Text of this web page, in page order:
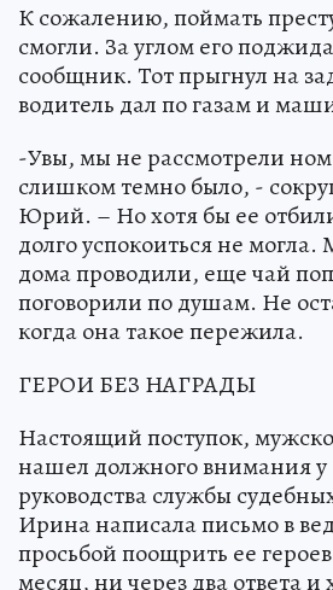
К сожалению, поймать
смогли. За углом его
сообщник. Тот прыгнул на
водитель дал по газам и
-Увы, мы не рассмотрели
слишком темно было, -
Юрий. – Но хотя бы ее
долго успокоиться не
дома проводили, еще чай
поговорили по душам. Не
когда она такое пережила.
ГЕРОИ БЕЗ НАГРАДЫ
Настоящий поступок,
нашел должного внимания у
руководства службы
Ирина написала письмо в
просьбой поощрить ее
месяц, ни через два ответа и